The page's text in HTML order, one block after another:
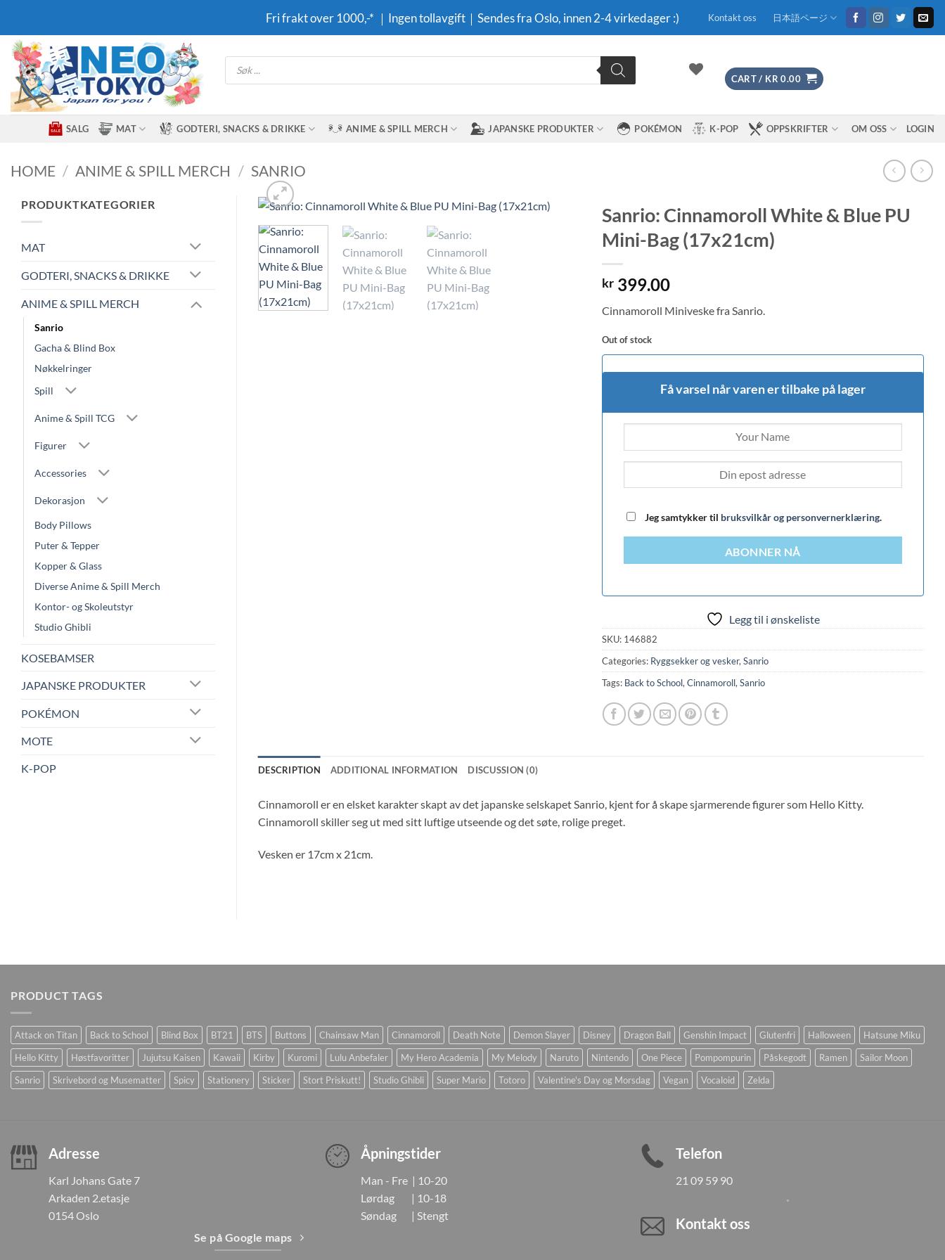
content
Fri frakt over 1000,-* ｜Ingen tollavgift｜Sendes fra Oslo, innen 2-4 virkedager :) Kontakt oss 日本語ページ
Products
search
CART / KR 0.00
SALG MAT GODTERI, SNACKS & DRIKKE ANIME & SPILL MERCH JAPANSKE PRODUKTER POKÉMON K-POP OPPSKRIFTER OM OSS LOGIN
HOME / ANIME & SPILL MERCH / SANRIO
PRODUKTKATEGORIER
MAT
GODTERI, SNACKS & DRIKKE
ANIME & SPILL MERCH
Sanrio
Gacha & Blind Box
Nøkkelringer
Spill
Anime & Spill TCG
Figurer
Accessories
Dekorasjon
Body Pillows
Puter & Tepper
Kopper & Glass
Diverse Anime & Spill Merch
Kontor- og Skoleutstyr
Studio Ghibli
KOSEBAMSER
JAPANSKE PRODUKTER
POKÉMON
MOTE
K-POP
Sanrio: Cinnamoroll White & Blue PU
Mini-Bag (17x21cm)
kr399.00
Cinnamoroll Miniveske fra Sanrio.
Out of stock
Få varsel når varen er tilbake på lager
Jeg samtykker til bruksvilkår og personvernerklæring.
ABONNER NÅ
Legg til i ønskeliste
SKU: 146882
Categories: Ryggsekker og vesker,Sanrio
Tags: Back to School,Cinnamoroll,Sanrio
DESCRIPTION ADDITIONAL INFORMATION DISCUSSION (0)
Cinnamoroll er en elsket karakter skapt av det japanske selskapet Sanrio, kjent for å skape sjarmerende figurer som Hello Kitty.
Cinnamoroll skiller seg ut med sitt luftige utseende og det søte, rolige preget.
Vesken er 17cm x 21cm.
PRODUCT TAGS
Attack on Titan Back to School Blind Box BT21 BTS Buttons Chainsaw Man Cinnamoroll Death Note Demon Slayer Disney Dragon Ball Genshin Impact Glutenfri Halloween
Hatsune Miku
Hello Kitty
Høstfavoritter Jujutsu Kaisen Kawaii Kirby Kuromi Lulu Anbefaler My Hero Academia My Melody Naruto Nintendo One Piece Pompompurin Påskegodt Ramen
Sailor Moon
Sanrio
Skrivebord og Musematter Spicy Stationery Sticker Stort Priskutt! Studio Ghibli Super Mario Totoro Valentine's Day og Morsdag Vegan Vocaloid Zelda
Adresse
Karl Johans Gate 7
Arkaden 2.etasje
0154 Oslo
Se på Google maps
Åpningstider
Man - Fre | 10-20
Lørdag | 10-18
Søndag | Stengt
Telefon
21 09 59 90
Kontakt oss